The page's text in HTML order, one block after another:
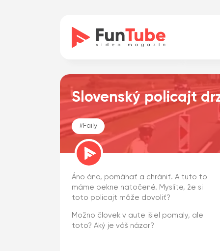
Slovenský policajt
#Faily
Áno áno, pomáhať a chrániť. A tuto to
máme pekne natočené. Myslíte, že si
toto policajt môže dovoliť?
Možno človek v aute išiel pomaly, ale
toto? Aký je váš názor?